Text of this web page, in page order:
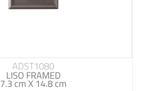
ADST1080
LISO FRAMED
7.3 cm X 14.8 cm